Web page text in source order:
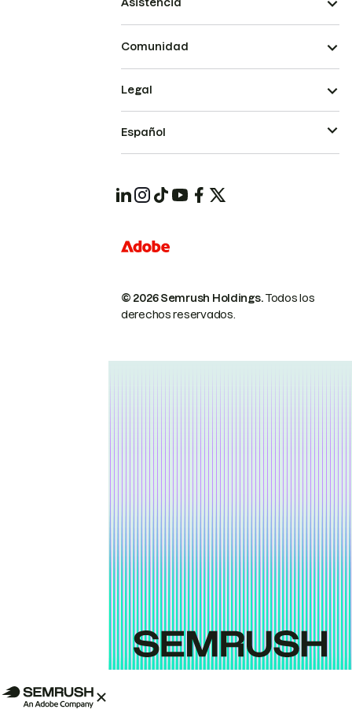
Comunidad
© 2026 Semrush Holdings.Todos los
derechos reservados.
Legal
Español